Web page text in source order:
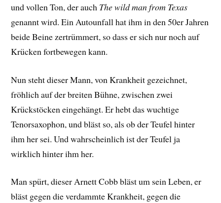
und vollen Ton, der auch The wild man from Texas
genannt wird. Ein Autounfall hat ihm in den 50er Jahren
beide Beine zertrümmert, so dass er sich nur noch auf
Krücken fortbewegen kann.
Nun steht dieser Mann, von Krankheit gezeichnet,
fröhlich auf der breiten Bühne, zwischen zwei
Krückstöcken eingehängt. Er hebt das wuchtige
Tenorsaxophon, und bläst so, als ob der Teufel hinter
ihm her sei. Und wahrscheinlich ist der Teufel ja
wirklich hinter ihm her.
Man spürt, dieser Arnett Cobb bläst um sein Leben, er
bläst gegen die verdammte Krankheit, gegen die